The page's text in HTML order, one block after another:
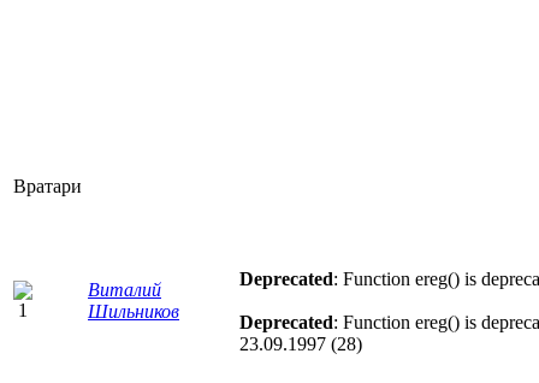
Вратари
Виталий
Шильников
Deprecated: Function ereg() is
Deprecated: Function ereg() is
23.09.1997 (28)